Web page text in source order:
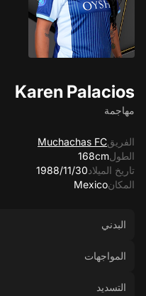
Karen Palacios
مهاجمة
الفريقMuchachas FC
الطول168cm
تاريخ الميلاد30‏/11‏/1988
المكانMexico
البدني
المواجهات
التسديد